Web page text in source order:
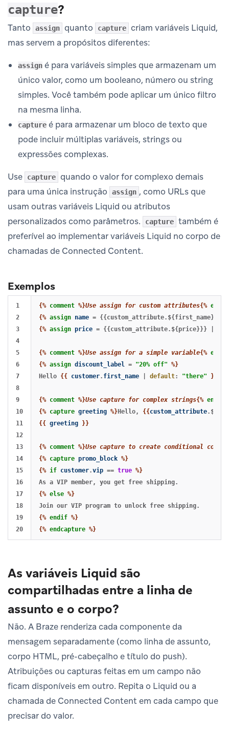
capture?
Tanto assign quanto capture criam variáveis Liquid,
mas servem a propósitos diferentes:
assign é para variáveis simples que armazenam um
único valor, como um booleano, número ou string
simples. Você também pode aplicar um único filtro
na mesma linha.
capture é para armazenar um bloco de texto que
pode incluir múltiplas variáveis, strings ou
expressões complexas.
Use
capture quando o valor for complexo demais
para uma única instrução
assign , como URLs que
usam outras variáveis Liquid ou atributos
personalizados como parâmetros.
capture também é
preferível ao implementar variáveis Liquid no corpo de
chamadas de Connected Content.
Exemplos
1
2
3
4
5
6
7
8
9
10
11
12
13
14
15
16
17
18
19
{% comment %}Use assign for custom attributes{%
{% assign name = {{custom_attribute.${first_name}}}
{% assign price = {{custom_attribute.${price}}}
{% comment %}Use assign for a simple variable{%
{% assign discount_label = "20% off" %}
Hello {{ customer. first_name default: "there" }}
{% comment %}Use capture for complex strings{%
{% capture greeting %}Hello, {{ custom_attribute
{{
greeting }}
{% comment %}Use capture to create conditional
{% capture promo_block %}
{% if customer.vip == true %}
{% else %}
{% endif %}
{% endcapture %}
As variáveis Liquid são
compartilhadas entre a linha de
assunto e o corpo?
Não. A Braze renderiza cada componente da
mensagem separadamente (como linha de assunto,
corpo HTML, pré-cabeçalho e título do push).
Atribuições ou capturas feitas em um campo não
ficam disponíveis em outro. Repita o Liquid ou a
chamada de Connected Content em cada campo que
precisar do valor.